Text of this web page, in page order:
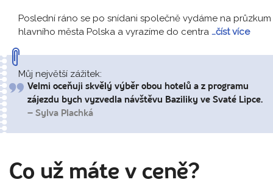
Poslední ráno se po snídani společně vydáme na průzkum
hlavního města Polska a vyrazíme do centra …číst více
Můj největší zážitek:
Velmi oceňuji skvělý výběr obou hotelů a z programu
zájezdu bych vyzvedla návštěvu Baziliky ve Svaté Lipce.
– Sylva Plachká
Co už máte v ceně?